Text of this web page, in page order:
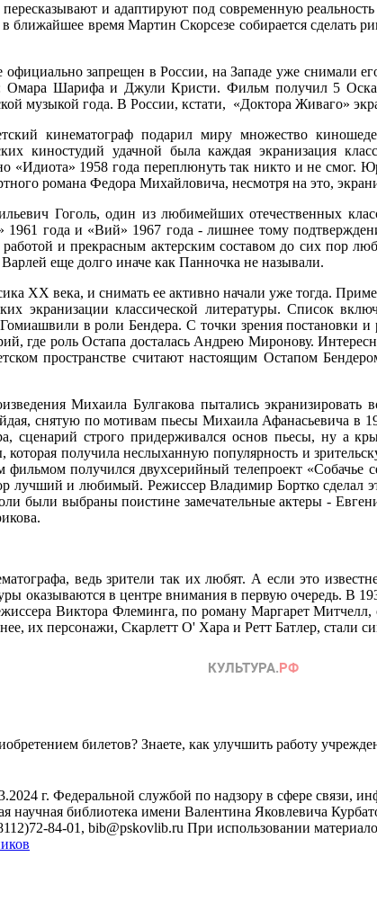
и адаптируют под современную
время Мартин Скорсезе собирается сделать
официально запрещен в России, на Западе уже снимали
Омара Шарифа и Джули Кристи. Фильм получил 5
музыкой года. В России, кстати, «Доктора Живаго»
кинематограф подарил миру множество
киностудий удачной была каждая экранизация
«Идиота» 1958 года переплюнуть так никто и не
романа Федора Михайловича, несмотря на это,
Гоголь, один из любимейших отечественных
года и «Вий» 1967 года - лишнее тому
и прекрасным актерским составом до сих пор
еще долго иначе как Панночка не называли.
ХХ века, и снимать ее активно начали уже тогда.
экранизации классической литературы. Список
в роли Бендера. С точки зрения постановки и
где роль Остапа досталась Андрею Миронову.
пространстве считают настоящим Остапом
Михаила Булгакова пытались
снятую по мотивам пьесы Михаила Афанасьевича в
сценарий строго придерживался основ пьесы, ну
которая получила неслыханную популярность и
получился двухсерийный телепроект «Собачье
лучший и любимый. Режиссер Владимир Бортко сделал
были выбраны поистине замечательные актеры -
ведь зрители так их любят. А если это
оказываются в центре внимания в первую очередь.
Виктора Флеминга, по роману Маргарет
их персонажи, Скарлетт О' Хара и Ретт Батлер, стали
билетов? Знаете, как улучшить работу
г. Федеральной службой по надзору в сфере связи,
научная библиотека имени Валентина Яковлевича
84-01, bib@pskovlib.ru При использовании